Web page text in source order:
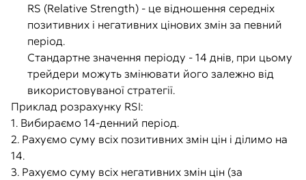
RS (Relative Strength) - це відношення середніх
позитивних і негативних цінових змін за певний
період.
Стандартне значення періоду - 14 днів, при цьому
трейдери можуть змінювати його залежно від
використовуваної стратегії.
Приклад розрахунку RSI:
1. Вибираємо 14-денний період.
2. Рахуємо суму всіх позитивних змін цін і ділимо на
14.
3. Рахуємо суму всіх негативних змін цін (за